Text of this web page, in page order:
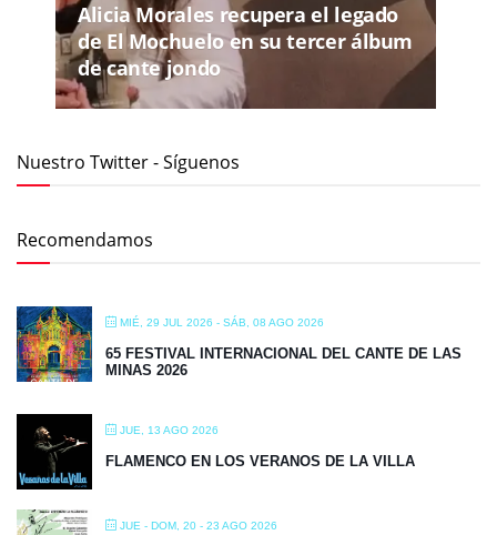
Alicia Morales recupera el legado
de El Mochuelo en su tercer álbum
de cante jondo
Nuestro Twitter - Síguenos
Recomendamos
MIÉ, 29 JUL 2026 - SÁB, 08 AGO 2026
65 FESTIVAL INTERNACIONAL DEL CANTE DE LAS
MINAS 2026
JUE, 13 AGO 2026
FLAMENCO EN LOS VERANOS DE LA VILLA
JUE - DOM, 20 - 23 AGO 2026